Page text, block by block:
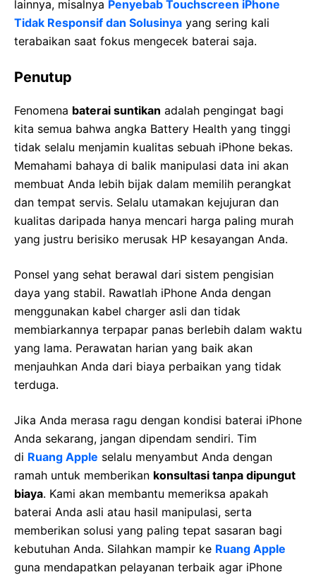
lainnya, misalnya Penyebab Touchscreen iPhone
Tidak Responsif dan Solusinya yang sering kali
terabaikan saat fokus mengecek baterai saja.
Penutup
Fenomena baterai suntikan adalah pengingat bagi
kita semua bahwa angka Battery Health yang tinggi
tidak selalu menjamin kualitas sebuah iPhone bekas.
Memahami bahaya di balik manipulasi data ini akan
membuat Anda lebih bijak dalam memilih perangkat
dan tempat servis. Selalu utamakan kejujuran dan
kualitas daripada hanya mencari harga paling murah
yang justru berisiko merusak HP kesayangan Anda.
Ponsel yang sehat berawal dari sistem pengisian
daya yang stabil. Rawatlah iPhone Anda dengan
menggunakan kabel charger asli dan tidak
membiarkannya terpapar panas berlebih dalam waktu
yang lama. Perawatan harian yang baik akan
menjauhkan Anda dari biaya perbaikan yang tidak
terduga.
Jika Anda merasa ragu dengan kondisi baterai iPhone
Anda sekarang, jangan dipendam sendiri. Tim
di Ruang Apple selalu menyambut Anda dengan
ramah untuk memberikan konsultasi tanpa dipungut
biaya. Kami akan membantu memeriksa apakah
baterai Anda asli atau hasil manipulasi, serta
memberikan solusi yang paling tepat sasaran bagi
kebutuhan Anda. Silahkan mampir ke Ruang Apple
guna mendapatkan pelayanan terbaik agar iPhone